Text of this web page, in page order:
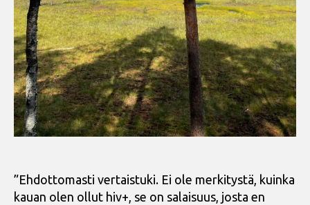
”Ehdottomasti vertaistuki. Ei ole merkitystä, kuinka
kauan olen ollut hiv+, se on salaisuus, josta en